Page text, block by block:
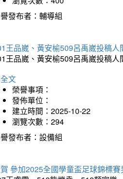
發布者：輔導組
王品崴、黃安榆509呂禹崴投稿人
王品崴、黃安榆509呂禹崴投稿人
文
榮譽事項：
發佈單位：
建立時間：2025-10-22
瀏覽次數：294
發布者：設備組
參加2025全國學童盃足球錦標